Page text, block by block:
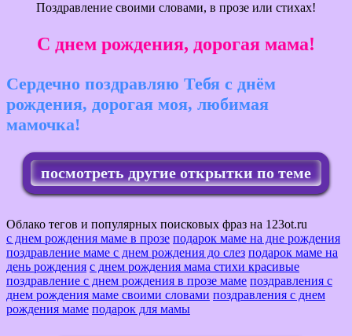
Поздравление своими словами, в прозе или стихах!
С днем рождения, дорогая мама!
Сердечно поздравляю Тебя с днём
рождения, дорогая моя, любимая
мамочка!
посмотреть другие открытки по теме
Облако тегов и популярных поисковых фраз на 123ot.ru
с днем рождения маме в прозе подарок маме на дне рождения
поздравление маме с днем рождения до слез подарок маме на
день рождения с днем рождения мама стихи красивые
поздравление с днем рождения в прозе маме поздравления с
днем рождения маме своими словами поздравления с днем
рождения маме подарок для мамы